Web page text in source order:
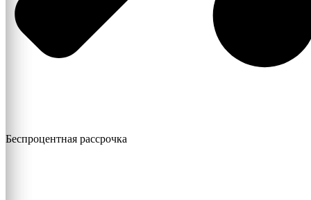
Беспроцентная рассрочка